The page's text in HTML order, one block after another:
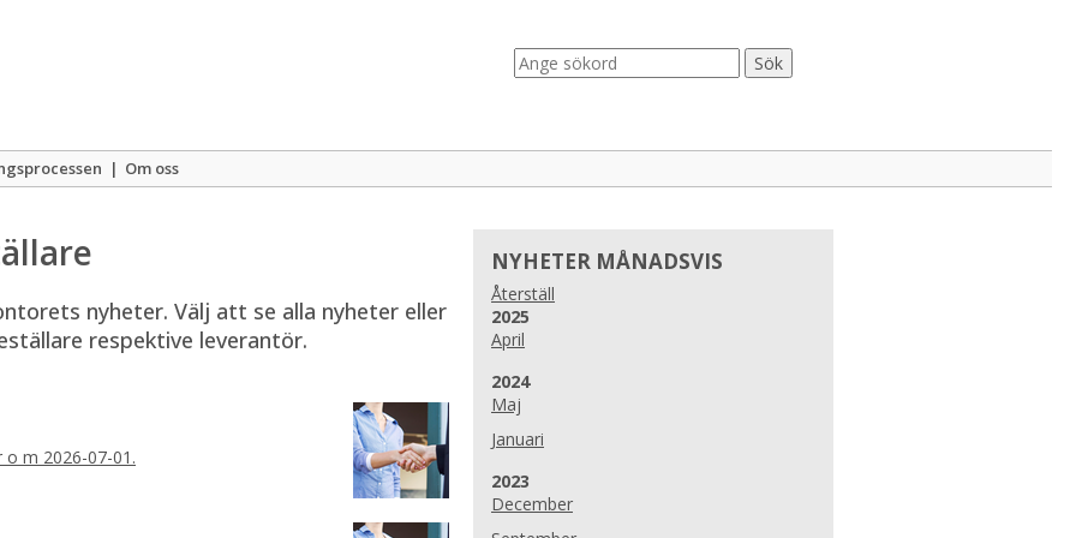
| Om oss
nyheter. Välj att se alla nyheter eller
respektive leverantör.
m 2026-07-01.
NYHETER MÅNADSVIS
Återställ
År:
2025
April
År:
2024
Maj
Januari
År:
2023
December